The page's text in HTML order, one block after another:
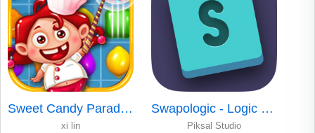
Sweet Candy Paradise Pop
xi lin
Swapologic - Logic Puzzle Game
Piksal Studio